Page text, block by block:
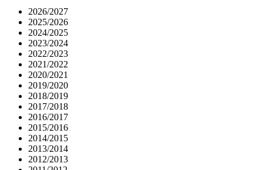
2026/2027
2025/2026
2024/2025
2023/2024
2022/2023
2021/2022
2020/2021
2019/2020
2018/2019
2017/2018
2016/2017
2015/2016
2014/2015
2013/2014
2012/2013